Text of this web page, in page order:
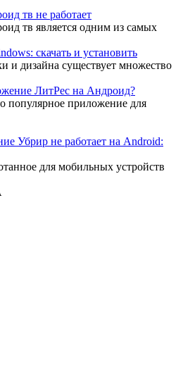
тв не работает
тв является одним из самых
скачать и установить
и дизайна существует множество
ЛитРес на Андроид?
приложение для
Убрир не работает на Android:
для мобильных устройств